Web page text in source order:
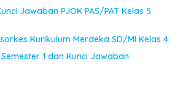
Jawaban PJOK PAS/PAT Kelas 5
Kurikulum Merdeka SD/MI Kelas 4
1 dan Kunci Jawaban